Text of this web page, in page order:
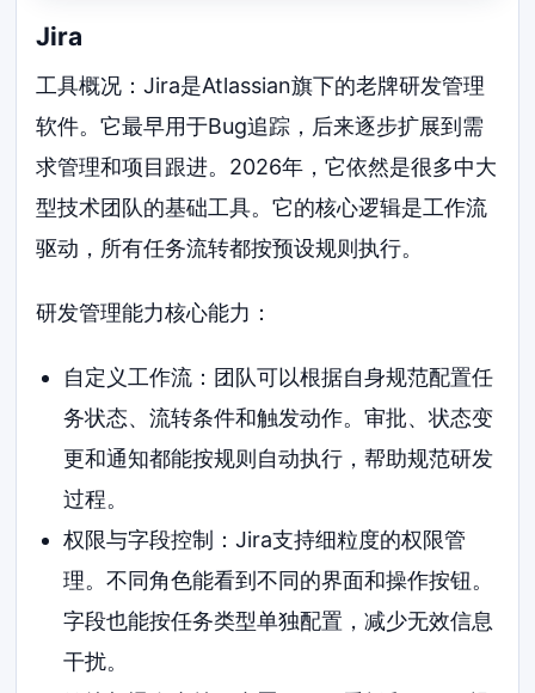
Jira
工具概况：Jira是Atlassian旗下的老牌研发管理
软件。它最早用于Bug追踪，后来逐步扩展到需
求管理和项目跟进。2026年，它依然是很多中大
型技术团队的基础工具。它的核心逻辑是工作流
驱动，所有任务流转都按预设规则执行。
研发管理能力核心能力：
自定义工作流：团队可以根据自身规范配置任
务状态、流转条件和触发动作。审批、状态变
更和通知都能按规则自动执行，帮助规范研发
过程。
权限与字段控制：Jira支持细粒度的权限管
理。不同角色能看到不同的界面和操作按钮。
字段也能按任务类型单独配置，减少无效信息
干扰。